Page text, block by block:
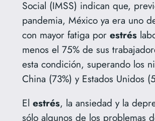
Social (IMSS) indican que,
pandemia, México ya era uno
con mayor fatiga por estrés
menos el 75% de sus
esta condición, superando los
China (73%) y Estados Unidos
El estrés, la ansiedad y la
sólo algunos de los problemas